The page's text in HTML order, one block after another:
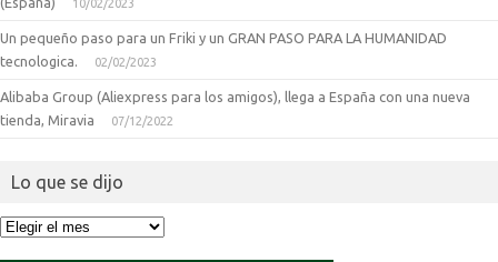
10/02/2023
Un pequeño paso para un Friki y un GRAN PASO PARA LA HUMANIDAD
tecnologica.
02/02/2023
Alibaba Group (Aliexpress para los amigos), llega a España con una nueva
tienda, Miravia
07/12/2022
Lo que se dijo
Lo